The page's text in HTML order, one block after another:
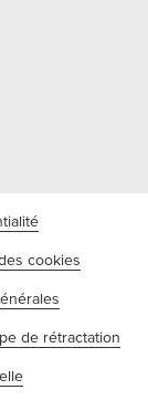
cookies
de rétractation